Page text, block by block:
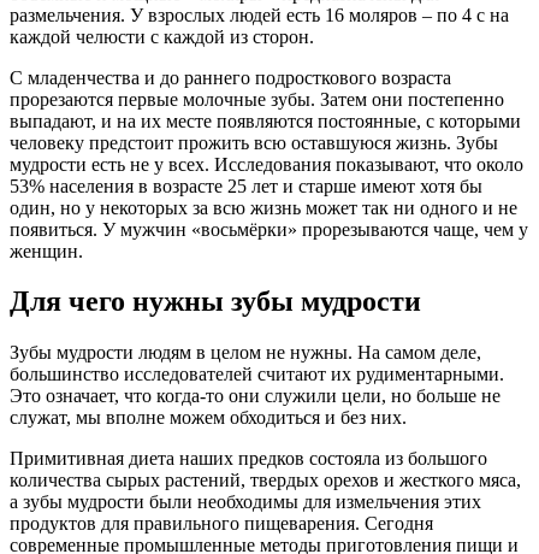
размельчения. У взрослых людей есть 16 моляров – по 4 с на
каждой челюсти с каждой из сторон.
С младенчества и до раннего подросткового возраста
прорезаются первые молочные зубы. Затем они постепенно
выпадают, и на их месте появляются постоянные, с которыми
человеку предстоит прожить всю оставшуюся жизнь. Зубы
мудрости есть не у всех. Исследования показывают, что около
53% населения в возрасте 25 лет и старше имеют хотя бы
один, но у некоторых за всю жизнь может так ни одного и не
появиться. У мужчин «восьмёрки» прорезываются чаще, чем у
женщин.
Для чего нужны зубы мудрости
Зубы мудрости людям в целом не нужны. На самом деле,
большинство исследователей считают их рудиментарными.
Это означает, что когда-то они служили цели, но больше не
служат, мы вполне можем обходиться и без них.
Примитивная диета наших предков состояла из большого
количества сырых растений, твердых орехов и жесткого мяса,
а зубы мудрости были необходимы для измельчения этих
продуктов для правильного пищеварения. Сегодня
современные промышленные методы приготовления пищи и